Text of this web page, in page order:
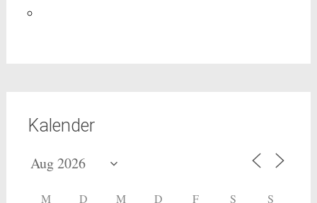
Kalender
M D M D F S S